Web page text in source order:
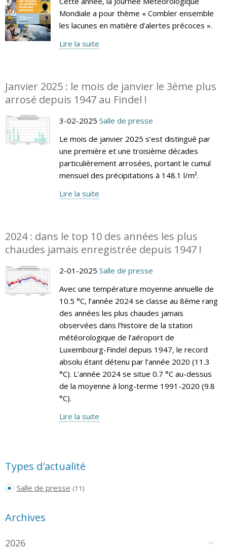
Mondiale a pour thème « Combler ensemble
les lacunes en matière d’alertes précoces ».
Lire la suite
Janvier 2025 : le mois de janvier le 3ème plus
arrosé depuis 1947 au Findel !
3-02-2025 Salle de presse
Le mois de janvier 2025 s’est distingué par
une première et une troisième décades
particulièrement arrosées, portant le cumul
mensuel des précipitations à 148.1 l/m².
Lire la suite
2024 : dans le top 10 des années les plus
chaudes jamais enregistrée depuis 1947 !
2-01-2025 Salle de presse
Avec une température moyenne annuelle de
10.5 °C, l’année 2024 se classe au 8ème rang
des années les plus chaudes jamais
observées dans l’histoire de la station
météorologique de l’aéroport de
Luxembourg-Findel depuis 1947, le record
absolu étant détenu par l’année 2020 (11.3
°C). L’année 2024 se situe 0.7 °C au-dessus
de la moyenne à long-terme 1991-2020 (9.8
°C).
Lire la suite
Types d'actualité
Salle de presse (11)
Archives
2026